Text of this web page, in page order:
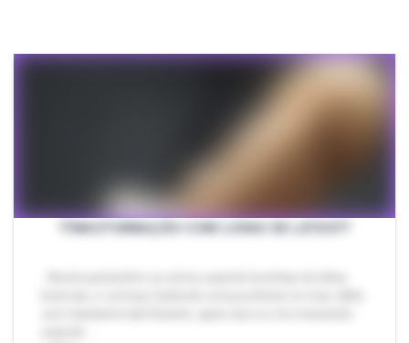
🤍MASTURBAÇÃO COM LUVAS DE LÁTEX🤍